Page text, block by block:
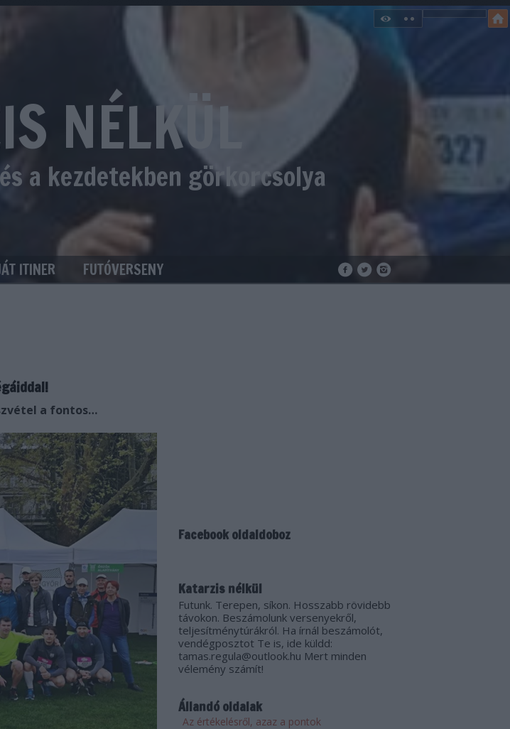
NÉLKÜL
a kezdetekben görkorcsolya
ITINER FUTÓVERSENY
a fontos…
Facebook oldaldoboz
Katarzis nélkül
Futunk. Terepen, síkon. Hosszabb rövidebb
távokon. Beszámolunk versenyekről,
teljesítménytúrákról. Ha írnál beszámolót,
vendégposztot Te is, ide küldd:
tamas.regula@outlook.hu Mert minden
vélemény számít!
Állandó oldalak
Az értékelésről, azaz a pontok